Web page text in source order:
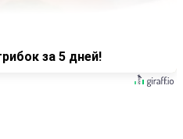
за 5 дней!